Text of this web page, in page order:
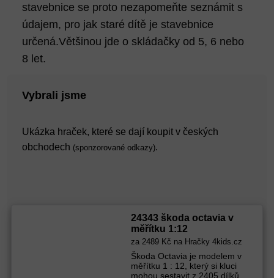
stavebnice se proto nezapomeňte seznámit s
údajem, pro jak staré dítě je stavebnice
určená.Většinou jde o skládačky od 5, 6 nebo
8 let.
Vybrali jsme
Ukázka hraček, které se dají koupit v českých
obchodech (sponzorované odkazy).
24343 škoda octavia v
měřítku 1:12
za 2489 Kč na Hračky 4kids.cz
Škoda Octavia je modelem v
měřítku 1 : 12, který si kluci
mohou sestavit z 2405 dílků.